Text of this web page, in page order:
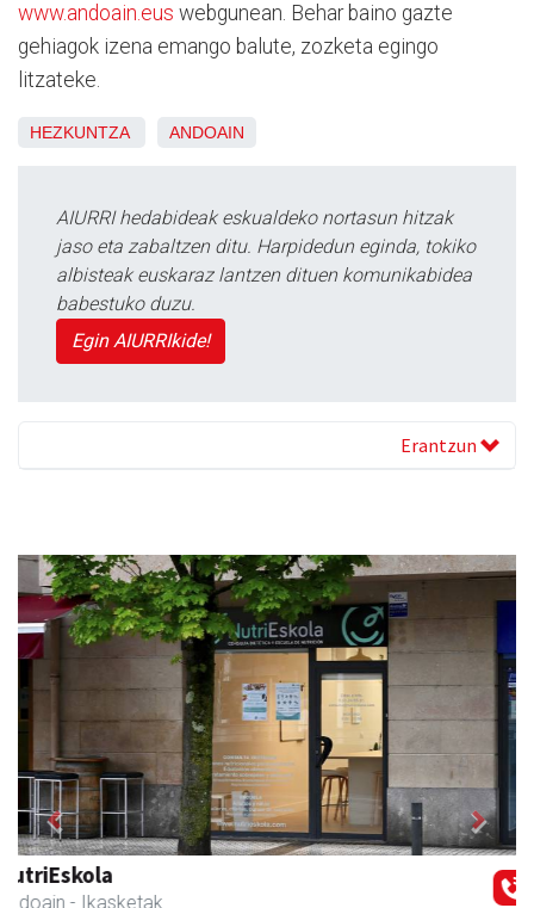
www.andoain.eus webgunean. Behar baino gazte
gehiagok izena emango balute, zozketa egingo
litzateke.
HEZKUNTZA ANDOAIN
AIURRI hedabideak eskualdeko nortasun hitzak
jaso eta zabaltzen ditu. Harpidedun eginda, tokiko
albisteak euskaraz lantzen dituen komunikabidea
babestuko duzu.
Egin AIURRIkide!
Erantzun
Tximeleta oihal-denda
Andoain - Oihal-denda
Previous Next